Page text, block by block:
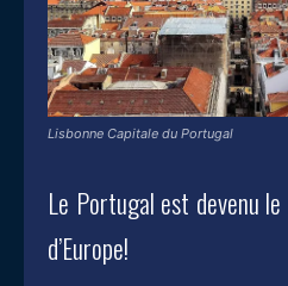
Lisbonne Capitale du Portugal
Le Portugal est devenu
d’Europe!